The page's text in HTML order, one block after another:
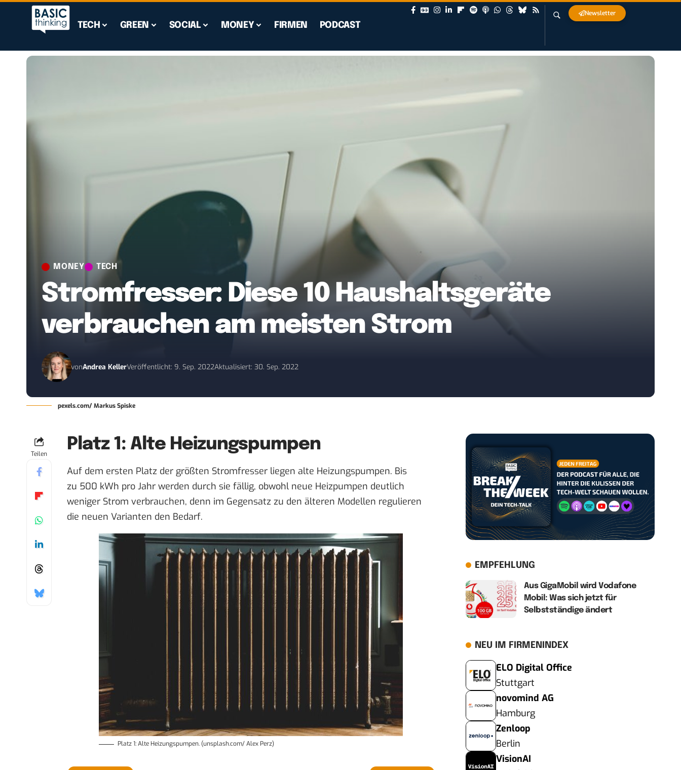
TECH GREEN SOCIAL MONEY FIRMEN PODCAST
Newsletter
MONEY TECH
Stromfresser: Diese 10 Haushaltsgeräte
verbrauchen am meisten Strom
vonAndrea KellerVeröffentlicht: 9. Sep. 2022Aktualisiert: 30. Sep. 2022
pexels.com/ Markus Spiske
Teilen
Platz 1: Alte Heizungspumpen
Auf dem ersten Platz der größten Stromfresser liegen alte Heizungspumpen. Bis
zu 500 kWh pro Jahr werden durch sie fällig, obwohl neue Heizpumpen deutlich
weniger Strom verbrauchen, denn im Gegensatz zu den älteren Modellen regulieren
die neuen Varianten den Bedarf.
Platz 1: Alte Heizungspumpen. (unsplash.com/ Alex Perz)
EMPFEHLUNG
Aus GigaMobil wird Vodafone
Mobil: Was sich jetzt für
Selbstständige ändert
NEU IM FIRMENINDEX
ELO Digital Office
Stuttgart
novomind AG
Hamburg
Zenloop
Berlin
VisionAI